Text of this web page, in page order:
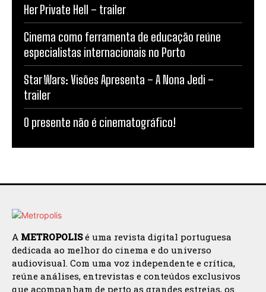
Her Private Hell – trailer
Cinema como ferramenta de educação reúne
especialistas internacionais no Porto
Star Wars: Visões Apresenta – A Nona Jedi –
trailer
O presente não é cinematográfico!
A METROPOLISé uma revista digital portuguesa
dedicada ao melhor do cinema e do universo
audiovisual. Com uma voz independente e crítica,
reúne análises, entrevistas e conteúdos exclusivos
que acompanham de perto as grandes estreias, os